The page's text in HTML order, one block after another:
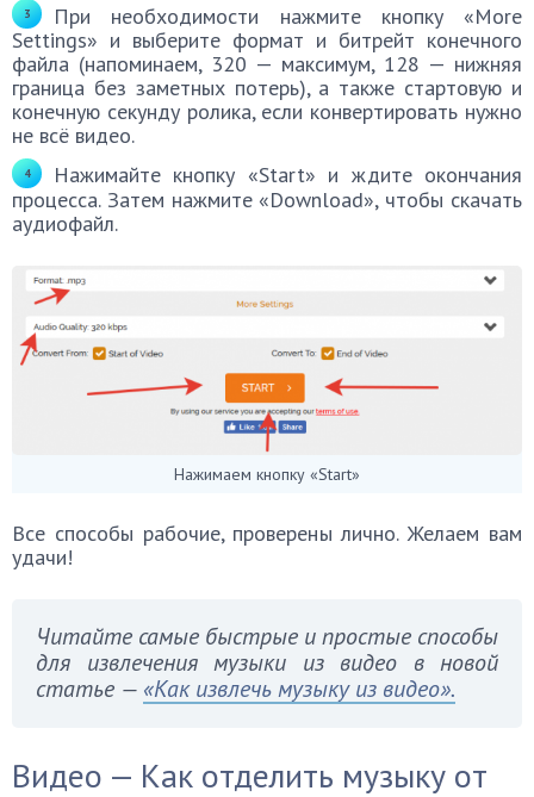
При необходимости нажмите кнопку «More
Settings» и выберите формат и битрейт конечного
файла (напоминаем, 320 — максимум, 128 — нижняя
граница без заметных потерь), а также стартовую и
конечную секунду ролика, если конвертировать нужно
не всё видео.
Нажимайте кнопку «Start» и ждите окончания
процесса. Затем нажмите «Download», чтобы скачать
аудиофайл.
Нажимаем кнопку «Start»
Все способы рабочие, проверены лично. Желаем вам
удачи!
Читайте самые быстрые и простые способы
для извлечения музыки из видео в новой
статье — «Как извлечь музыку из видео».
Видео — Как отделить музыку от